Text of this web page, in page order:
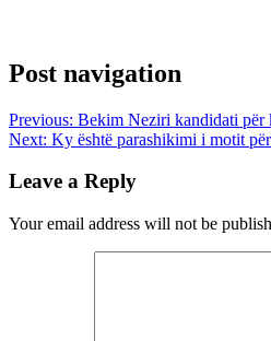
Post navigation
Previous: Bekim Neziri kandidati për
Next: Ky është parashikimi i motit
Leave a Reply
Your email address will not be